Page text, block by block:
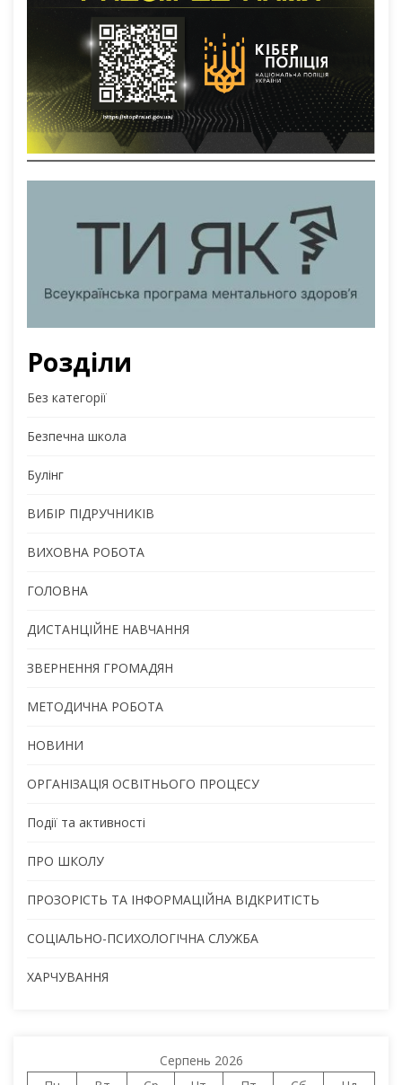
Розділи
Без категорії
Безпечна школа
Булінг
ВИБІР ПІДРУЧНИКІВ
ВИХОВНА РОБОТА
ГОЛОВНА
ДИСТАНЦІЙНЕ НАВЧАННЯ
ЗВЕРНЕННЯ ГРОМАДЯН
МЕТОДИЧНА РОБОТА
НОВИНИ
ОРГАНІЗАЦІЯ ОСВІТНЬОГО ПРОЦЕСУ
Події та активності
ПРО ШКОЛУ
ПРОЗОРІСТЬ ТА ІНФОРМАЦІЙНА ВІДКРИТІСТЬ
СОЦІАЛЬНО-ПСИХОЛОГІЧНА СЛУЖБА
ХАРЧУВАННЯ
Серпень 2026